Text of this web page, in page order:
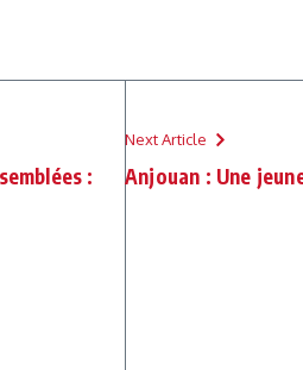
:
Next Article
Anjouan : Une